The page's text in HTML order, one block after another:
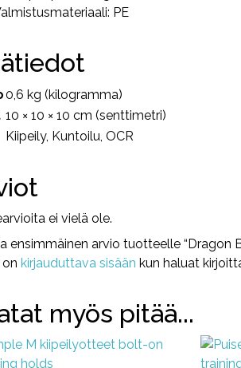
PE
0,6 kg (kilogramma)
10 × 10 × 10 cm (senttimetri)
Kiipeily, Kuntoilu, OCR
ei vielä ole.
ensimmäinen arvio tuotteelle “Dragon
on kirjauduttava sisään kun haluat
myös pitää...